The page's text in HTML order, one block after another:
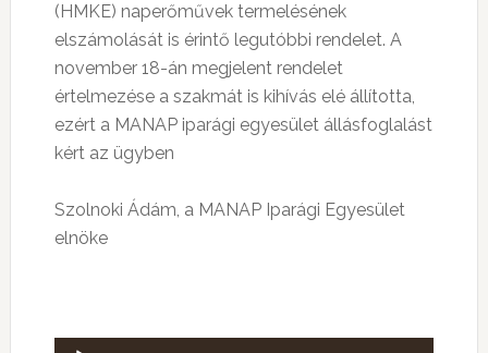
(HMKE) naperőművek termelésének
elszámolását is érintő legutóbbi rendelet. A
november 18-án megjelent rendelet
értelmezése a szakmát is kihívás elé állította,
ezért a MANAP iparági egyesület állásfoglalást
kért az ügyben
Szolnoki Ádám, a MANAP Iparági Egyesület
elnöke